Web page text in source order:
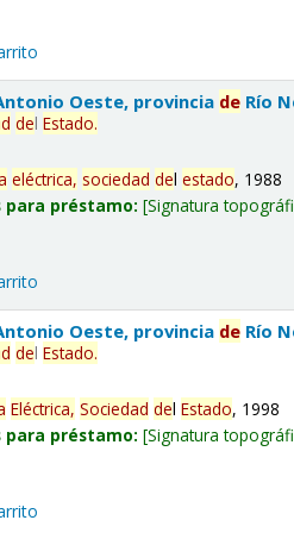
Oeste, provincia de Río
delEstado.
eléctrica, sociedad delestado, 1988
para préstamo: Signatura
Oeste, provincia de Río
delEstado.
Eléctrica, Sociedad delEstado, 1998
para préstamo: Signatura